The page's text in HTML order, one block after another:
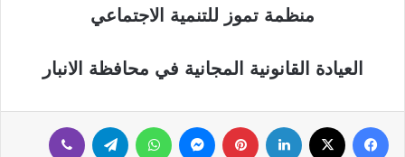
منظمة تموز للتنمية الاجتماعي
العيادة القانونية المجانية في محافظة الانبار
فيسبوك لينكدإن بينتيريست ماسنجر واتساب تيلقرام